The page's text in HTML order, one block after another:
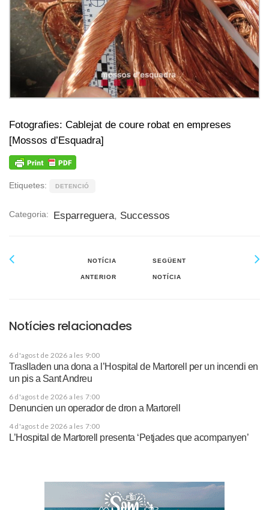
Fotografies: Cablejat de coure robat en empreses
[Mossos d’Esquadra]
Etiquetes: DETENCIÓ
Categoria: Esparreguera, Successos
NOTÍCIA
ANTERIOR
SEGÜENT
NOTÍCIA
Notícies relacionades
6 d'agost de 2026 a les 9:00
Traslladen una dona a l’Hospital de Martorell per un incendi en
un pis a Sant Andreu
6 d'agost de 2026 a les 7:00
Denuncien un operador de dron a Martorell
4 d'agost de 2026 a les 7:00
L’Hospital de Martorell presenta ‘Petjades que acompanyen’